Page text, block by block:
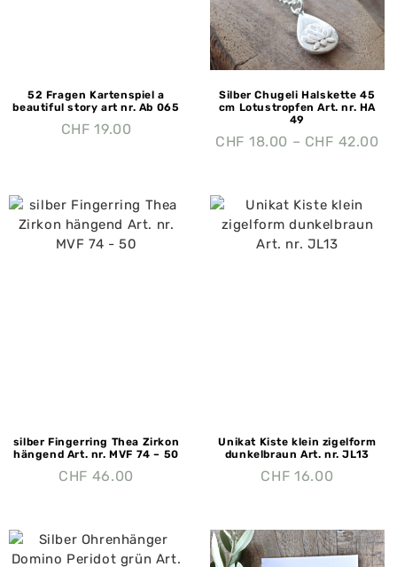
52 Fragen Kartenspiel a
beautiful story art nr. Ab 065
CHF 19.00
Silber Chugeli Halskette 45
cm Lotustropfen Art. nr. HA
49
CHF 18.00 – CHF 42.00
silber Fingerring Thea Zirkon
hängend Art. nr. MVF 74 – 50
CHF 46.00
Unikat Kiste klein zigelform
dunkelbraun Art. nr. JL13
CHF 16.00